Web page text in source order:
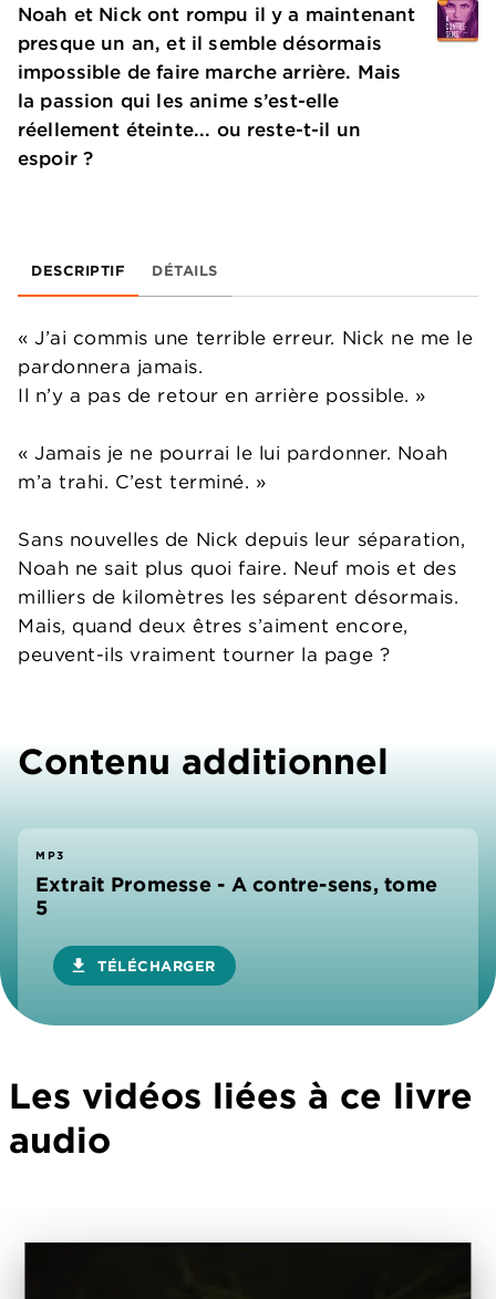
Noah et Nick ont rompu il y a maintenant
presque un an, et il semble désormais
impossible de faire marche arrière. Mais
la passion qui les anime s’est-elle
réellement éteinte... ou reste-t-il un
espoir ?
DESCRIPTIF DÉTAILS
« J’ai commis une terrible erreur. Nick ne me le
pardonnera jamais.
Il n’y a pas de retour en arrière possible. »
« Jamais je ne pourrai le lui pardonner. Noah
m’a trahi. C’est terminé. »
Sans nouvelles de Nick depuis leur séparation,
Noah ne sait plus quoi faire. Neuf mois et des
milliers de kilomètres les séparent désormais.
Mais, quand deux êtres s’aiment encore,
peuvent-ils vraiment tourner la page ?
Contenu additionnel
MP3
Extrait Promesse - A contre-sens, tome
5
download TÉLÉCHARGER
Les vidéos liées à ce livre
audio